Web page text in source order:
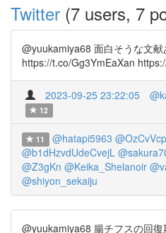
Twitter (7 users, 7
@yuukamiya68 面白そうな文
https://t.co/Gg3YmEaXan
2023-09-25 23:22:05
12
11 @hatapi5963
@b1dHzvdUdeCvejL
@Z3gKn @Keika_Shelanoir
@shiyon_sekaiju
@yuukamiya68 腸チフスの回